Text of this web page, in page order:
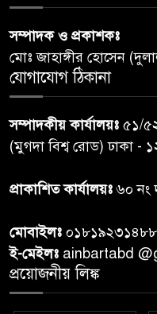
৬
৭
৮
৯
সম্পাদক ও প্রকাশকঃ
মোঃ জাহাঙ্গীর হোসেন
যোগাযোগ ঠিকানা
সম্পাদকীয় কার্যালয়ঃ ৫১/
(মুগদা বিশ্ব রোড) ঢাকা -
প্রাকাশিত কার্যালয়ঃ৬০ নং
মোবাইলঃ ০১৮১৯২৩১৪৮৮
ই-মেইলঃ ainbartabd
প্রয়োজনীয় লিঙ্ক